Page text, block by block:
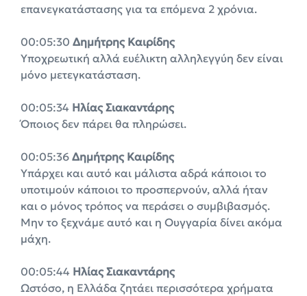
επανεγκατάστασης για τα επόμενα 2 χρόνια.
00:05:30 Δημήτρης Καιρίδης
Υποχρεωτική αλλά ευέλικτη αλληλεγγύη δεν είναι
μόνο μετεγκατάσταση.
00:05:34 Ηλίας Σιακαντάρης
Όποιος δεν πάρει θα πληρώσει.
00:05:36 Δημήτρης Καιρίδης
Υπάρχει και αυτό και μάλιστα αδρά κάποιοι το
υποτιμούν κάποιοι το προσπερνούν, αλλά ήταν
και ο μόνος τρόπος να περάσει ο συμβιβασμός.
Μην το ξεχνάμε αυτό και η Ουγγαρία δίνει ακόμα
μάχη.
00:05:44 Ηλίας Σιακαντάρης
Ωστόσο, η Ελλάδα ζητάει περισσότερα χρήματα